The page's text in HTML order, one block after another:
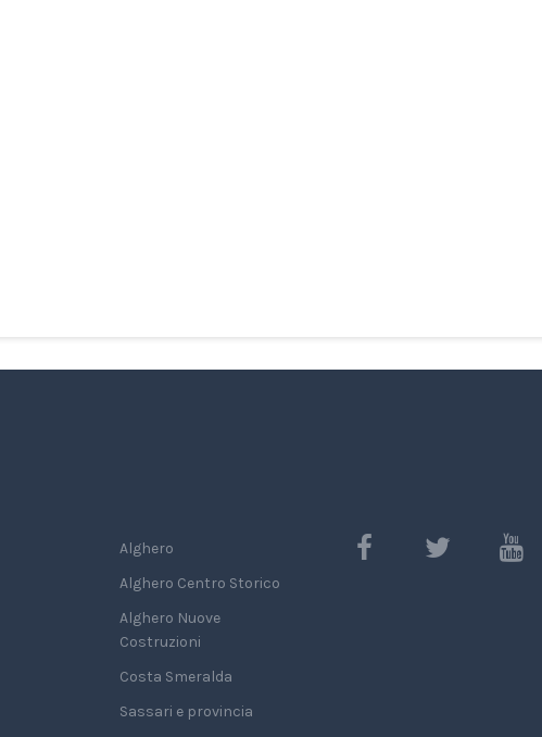
Alghero
Alghero Centro Storico
Alghero Nuove
Costruzioni
Costa Smeralda
Sassari e provincia